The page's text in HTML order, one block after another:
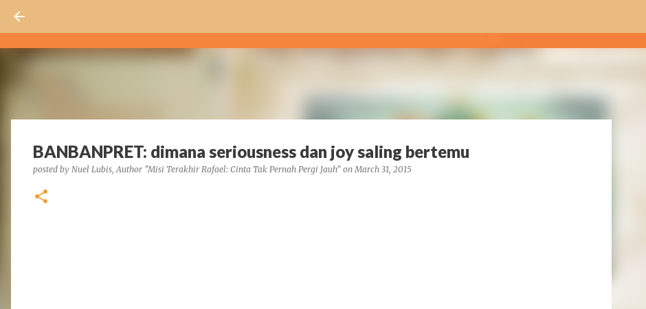
BANBANPRET: dimana seriousness dan joy saling bertemu
posted by Nuel Lubis, Author "Misi Terakhir Rafael: Cinta Tak Pernah Pergi Jauh" onMarch 31, 2015